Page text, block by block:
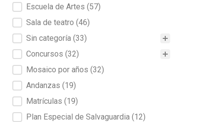
Escuela de Artes (57)
Sala de teatro (46)
Sin categoría (33)
Concursos (32)
Mosaico por años (32)
Andanzas (19)
Matrículas (19)
Plan Especial de Salvaguardia (12)